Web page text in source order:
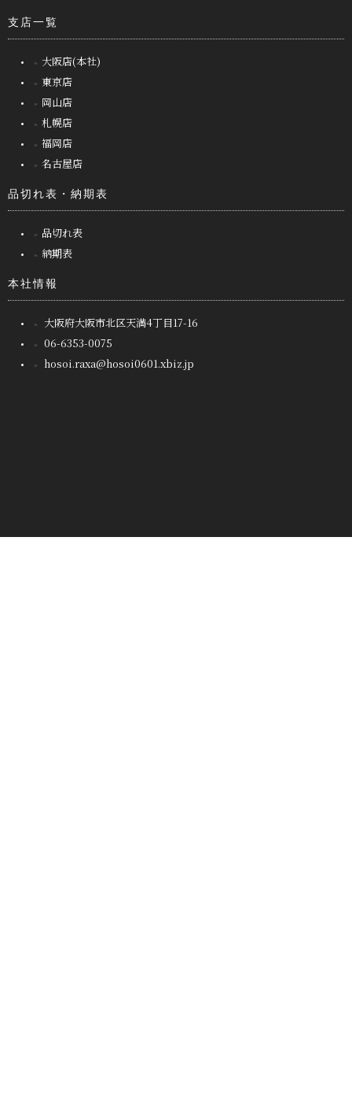
支店一覧
大阪店(本社)
東京店
岡山店
札幌店
福岡店
名古屋店
品切れ表・納期表
品切れ表
納期表
本社情報
大阪府大阪市北区天満4丁目17-16
06-6353-0075
hosoi.raxa@hosoi0601.xbiz.jp